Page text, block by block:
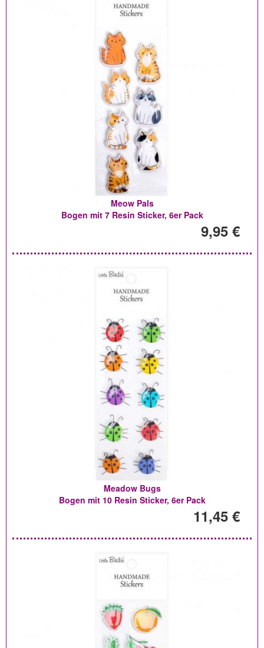
Meow Pals
Bogen mit 7 Resin Sticker, 6er Pack
9,95 €
Meadow Bugs
Bogen mit 10 Resin Sticker, 6er Pack
11,45 €